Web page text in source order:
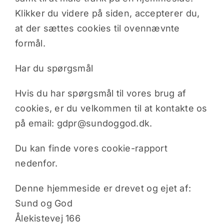
Klikker du videre på siden, accepterer du,
at der sættes cookies til ovennævnte
formål.
Har du spørgsmål
Hvis du har spørgsmål til vores brug af
cookies, er du velkommen til at kontakte os
på email: gdpr@sundoggod.dk.
Du kan finde vores cookie-rapport
nedenfor.
Denne hjemmeside er drevet og ejet af:
Sund og God
Ålekistevej 166